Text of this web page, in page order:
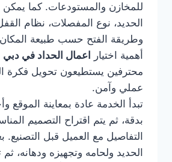
للمخازن والمستودعات. كما
الحديد، نوع المفصلات، نظام
وطريقة الفتح حسب طبيعة
أهمية اختيار
اعمال الحداد في دبي
محترفين يستطيعون تحويل فكرة
عملي وآمن.
تبدأ الخدمة عادة بمعاينة الموقع
بدقة، ثم يتم اقتراح التصميم
التفاصيل مع العميل قبل
الحديد ولحامه وتجهيزه ودهانه،